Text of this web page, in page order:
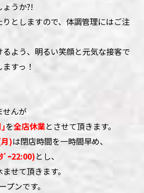
ょうか?!
としますので、体調管理にはご注
よう、明るい笑顔と元気な接客で
すっ！
せんが
を全店休業とさせて頂きます。
)は閉店時間を一時間早め、
ﾞｰ22:00)とし、
せて頂きます。
ンです。